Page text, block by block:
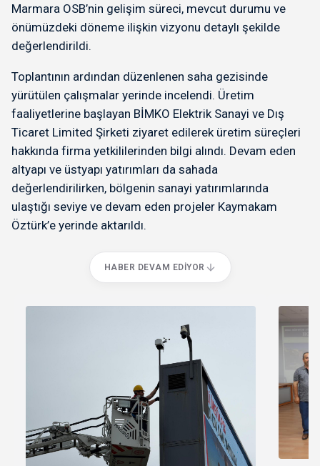
Marmara OSB’nin gelişim süreci, mevcut durumu ve
önümüzdeki döneme ilişkin vizyonu detaylı şekilde
değerlendirildi.
Toplantının ardından düzenlenen saha gezisinde
yürütülen çalışmalar yerinde incelendi. Üretim
faaliyetlerine başlayan BİMKO Elektrik Sanayi ve Dış
Ticaret Limited Şirketi ziyaret edilerek üretim süreçleri
hakkında firma yetkililerinden bilgi alındı. Devam eden
altyapı ve üstyapı yatırımları da sahada
değerlendirilirken, bölgenin sanayi yatırımlarında
ulaştığı seviye ve devam eden projeler Kaymakam
Öztürk’e yerinde aktarıldı.
HABER DEVAM EDIYOR